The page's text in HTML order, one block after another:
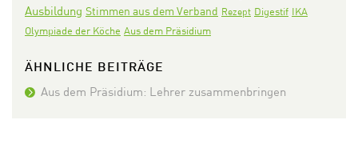
Ausbildung Stimmen aus dem Verband Rezept Digestif IKA
Olympiade der Köche Aus dem Präsidium
ÄHNLICHE BEITRÄGE
Aus dem Präsidium: Lehrer zusammenbringen